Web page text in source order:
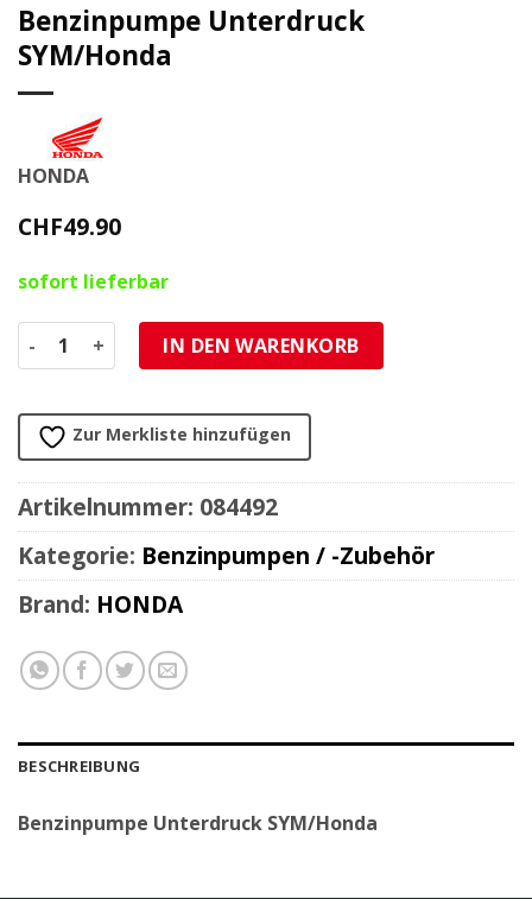
Benzinpumpe Unterdruck
SYM/Honda
HONDA
CHF49.90
sofort lieferbar
Benzinpumpe Unterdruck SYM/Honda Menge
IN DEN WARENKORB
Zur Merkliste hinzufügen
Artikelnummer: 084492
Kategorie: Benzinpumpen / -Zubehör
Brand: HONDA
BESCHREIBUNG
Benzinpumpe Unterdruck SYM/Honda